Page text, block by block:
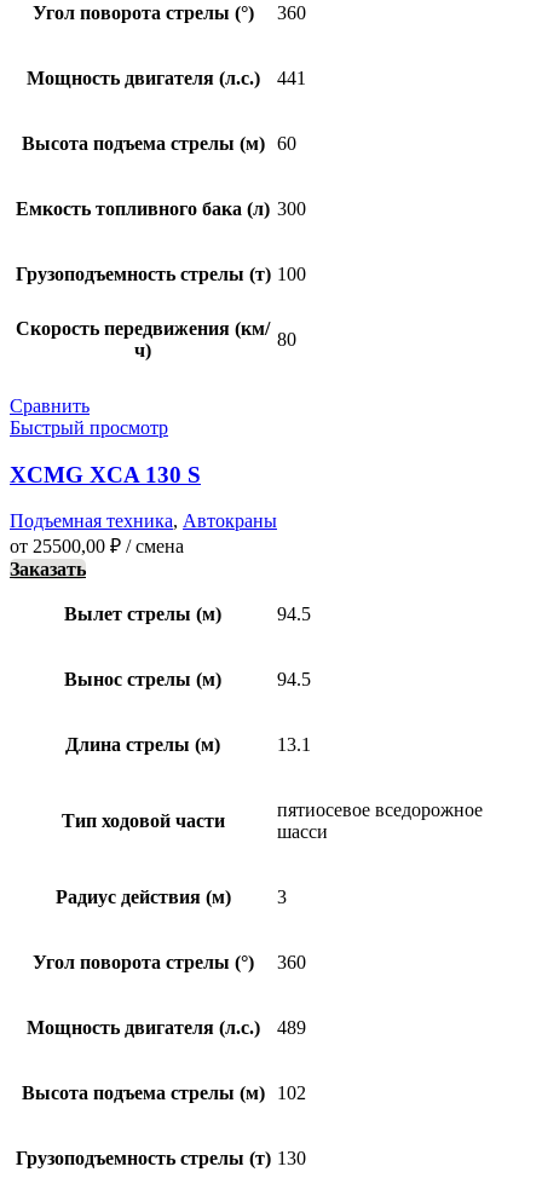
Угол поворота стрелы (°) 360
Мощность двигателя (л.с.) 441
Высота подъема стрелы (м) 60
Емкость топливного бака (л) 300
Грузоподъемность стрелы (т) 100
Скорость передвижения (км/
ч)
80
Сравнить
Быстрый просмотр
XCMG XCA 130 S
Подъемная техника, Автокраны
от 25500,00 ₽ / смена
Заказать
Вылет стрелы (м) 94.5
Вынос стрелы (м) 94.5
Длина стрелы (м) 13.1
Тип ходовой части
пятиосевое вседорожное
шасси
Радиус действия (м) 3
Угол поворота стрелы (°) 360
Мощность двигателя (л.с.) 489
Высота подъема стрелы (м) 102
Грузоподъемность стрелы (т) 130